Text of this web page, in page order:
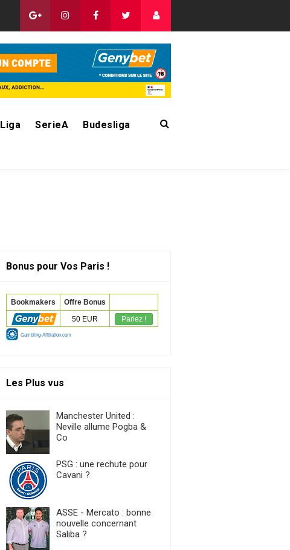
Liga SerieA Budesliga
Bonus pour Vos Paris !
Les Plus vus
Manchester United :
Neville allume Pogba &
Co
PSG : une rechute pour
Cavani ?
ASSE - Mercato : bonne
nouvelle concernant
Saliba ?